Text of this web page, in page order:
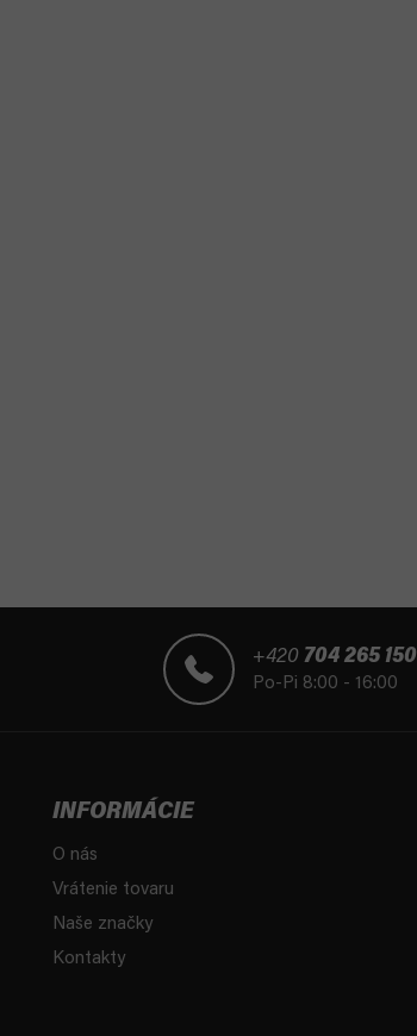
+420 704 265 150
Po-Pi 8:00 - 16:00
INFORMÁCIE
O nás
Vrátenie tovaru
Naše značky
Kontakty